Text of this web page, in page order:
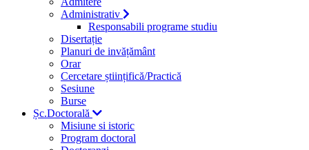
Administrativ
Responsabili programe studiu
Disertație
Planuri de invățământ
Orar
Cercetare științifică/Practică
Sesiune
Burse
Șc.Doctorală
Misiune si istoric
Program doctoral